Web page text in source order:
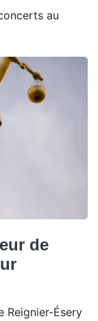
au
de
Reignier-Ésery